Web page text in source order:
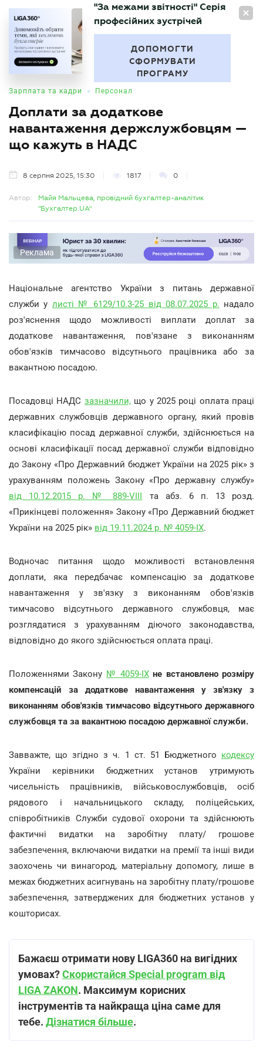
UA
БУХГАЛТЕР
"За межами звітності" Серія
професійних зустрічей
ДОПОМОГТИ
СФОРМУВАТИ
ПРОГРАМУ
Зарплата та кадри • Персонал
Доплати за додаткове
навантаження держслужбовцям —
що кажуть в НАДС
8 серпня 2025, 15:30 1817 0
Автор:
Майя Мальцева, провідний бухгалтер-аналітик
"Бухгалтер.UA"
Реклама
Національне агентство України з питань державної
служби у листі № 6129/10.3-25 від 08.07.2025 р. надало
роз'яснення щодо можливості виплати доплат за
додаткове навантаження, пов'язане з виконанням
обов'язків тимчасово відсутнього працівника або за
вакантною посадою.
Посадовці НАДС зазначили,що у 2025 році оплата праці
державних службовців державного органу, який провів
класифікацію посад державної служби, здійснюється на
основі класифікації посад державної служби відповідно
до Закону «Про Державний бюджет України на 2025 рік» з
урахуванням положень Закону «Про державну службу»
від 10.12.2015 р. № 889-VIII та абз. 6 п. 13 розд.
«Прикінцеві положення» Закону «Про Державний бюджет
України на 2025 рік» від 19.11.2024 р. № 4059-IX.
Водночас питання щодо можливості встановлення
доплати, яка передбачає компенсацію за додаткове
навантаження у зв'язку з виконанням обов'язків
тимчасово відсутнього державного службовця, має
розглядатися з урахуванням діючого законодавства,
відповідно до якого здійснюється оплата праці.
Положеннями Закону № 4059-IX не встановлено розміру
компенсацій за додаткове навантаження у зв'язку з
виконанням обов'язків тимчасово відсутнього державного
службовця та за вакантною посадою державної служби.
Завважте, що згідно з ч. 1 ст. 51 Бюджетного кодексу
України керівники бюджетних установ утримують
чисельність працівників, військовослужбовців, осіб
рядового і начальницького складу, поліцейських,
співробітників Служби судової охорони та здійснюють
фактичні видатки на заробітну плату/ грошове
забезпечення, включаючи видатки на премії та інші види
заохочень чи винагород, матеріальну допомогу, лише в
межах бюджетних асигнувань на заробітну плату/грошове
забезпечення, затверджених для бюджетних установ у
кошторисах.
Бажаєш отримати нову LIGA360 на вигідних
умовах?Скористайся Special program від
LIGA ZAKON. Максимум корисних
інструментів та найкраща ціна саме для
тебе. Дізнатися більше.